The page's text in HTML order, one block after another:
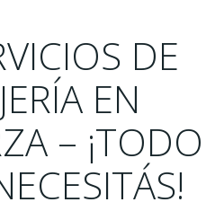
DE
EN
– ¡TODO